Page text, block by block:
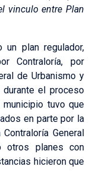
vinculo entre Plan
un plan regulador,
Contraloría, por
de Urbanismo y
el proceso
tuvo que
en parte por la
General
otros planes con
hicieron que